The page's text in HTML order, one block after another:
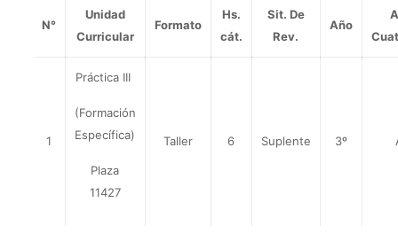
N°
Unidad
Curricular
Formato
Hs.
cát.
Sit. De
Rev.
Año
1
Práctica III
(Formación
Específica)
Plaza
11427
Taller 6 Suplente 3º